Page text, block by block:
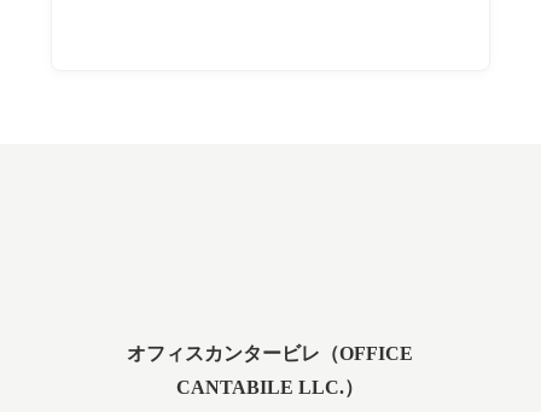
オフィスカンタービレ（OFFICE
CANTABILE LLC.）